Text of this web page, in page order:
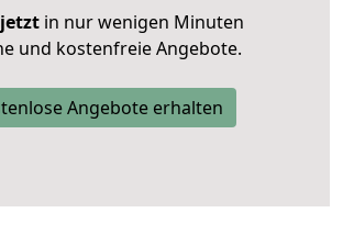
in nur wenigen Minuten
und kostenfreie Angebote.
Angebote erhalten